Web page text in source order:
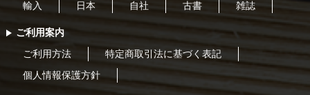
輸入 日本 自社 古書 雑誌
ご利用案内
ご利用方法 特定商取引法に基づく表記
個人情報保護方針